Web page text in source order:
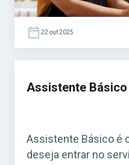
22 out 2025
Assistente Básico
Assistente Básico é
deseja entrar no